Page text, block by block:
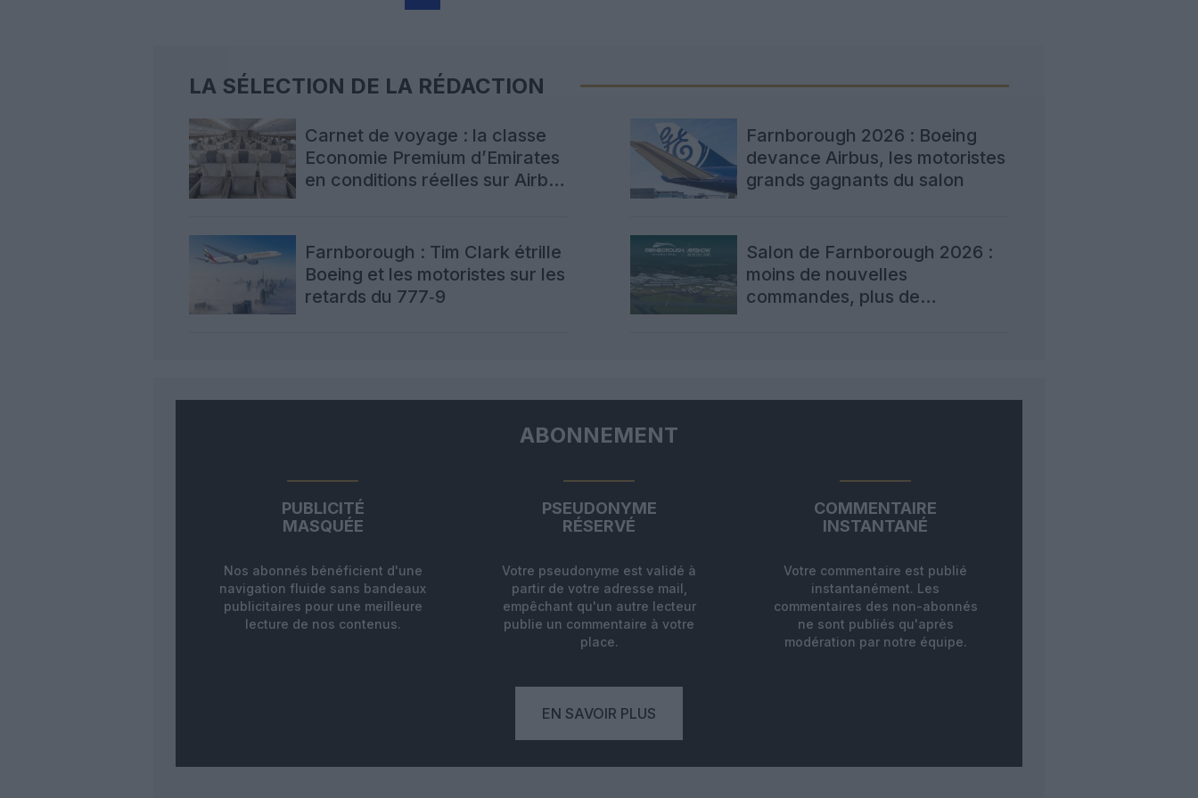
LA SÉLECTION DE LA RÉDACTION
Carnet de voyage : la classe
Economie Premium d’Emirates
en conditions réelles sur Airbus
Farnborough 2026 : Boeing
devance Airbus, les motoristes
grands gagnants du salon
Farnborough : Tim Clark étrille
Boeing et les motoristes sur les
retards du 777‑9
Salon de Farnborough 2026 :
moins de nouvelles
commandes, plus de
ABONNEMENT
PUBLICITÉ
MASQUÉE
Nos abonnés bénéficient d'une
navigation fluide sans bandeaux
publicitaires pour une meilleure
lecture de nos contenus.
PSEUDONYME
RÉSERVÉ
Votre pseudonyme est validé à
partir de votre adresse mail,
empêchant qu'un autre lecteur
publie un commentaire à votre
place.
COMMENTAIRE
INSTANTANÉ
Votre commentaire est publié
instantanément. Les
commentaires des non-abonnés
ne sont publiés qu'après
modération par notre équipe.
EN SAVOIR PLUS